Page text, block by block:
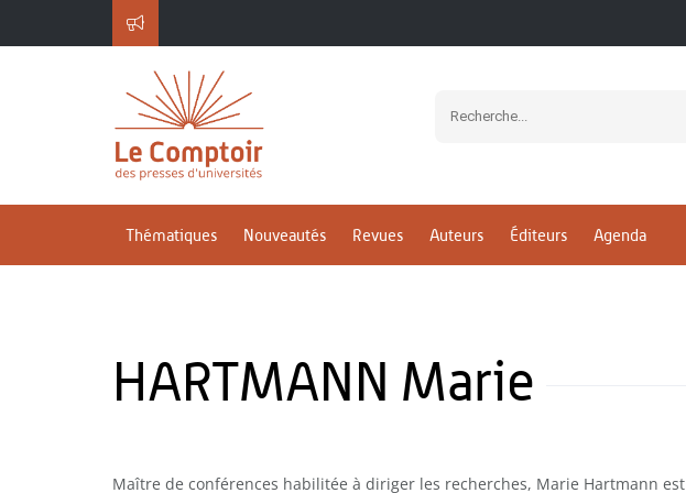
Thématiques Nouveautés Revues Auteurs Éditeurs Agenda
HARTMANN Marie
Maître de conférences habilitée à diriger les recherches, Marie Hartmann est